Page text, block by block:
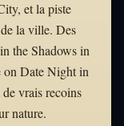
et la piste
la ville. Des
the Shadows in
Date Night in
vrais recoins
nature.